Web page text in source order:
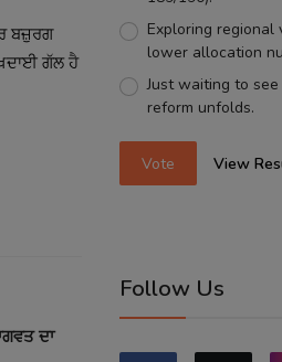
ਬਜ਼ੁਰਗ
ਗੱਲ ਹੈ
ਦਾ
Exploring regional
lower allocation
Just waiting to
reform unfolds.
Vote View
Follow Us